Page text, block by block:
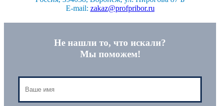
E-mail: zakaz@profpribor.ru
Не нашли то, что искали?
Мы поможем!